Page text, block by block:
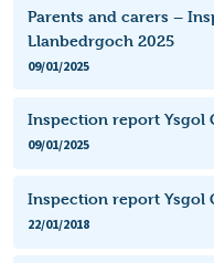
Parents and carers –
Llanbedrgoch 2025
09/01/2025
Inspection report Ysgol
09/01/2025
Inspection report Ysgol
22/01/2018